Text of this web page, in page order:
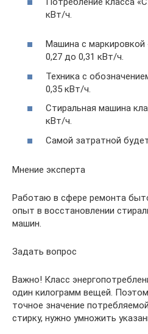
кВт/ч.
Машина с маркировкой
0,27 до 0,31 кВт/ч.
Техника с
0,35 кВт/ч.
Стиральная машина
кВт/ч.
Самой затратной
Мнение эксперта
Работаю в сфере ремонта
опыт в восстановлении
машин.
Задать вопрос
Важно! Класс
один килограмм вещей.
точное значение
стирку, нужно умножить